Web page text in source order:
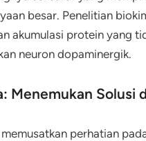
besar. Penelitian
akumulasi protein yang
neuron dopaminergik.
Menemukan Solusi
perhatian